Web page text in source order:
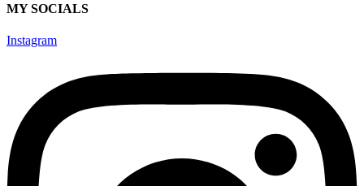
MY SOCIALS
Instagram